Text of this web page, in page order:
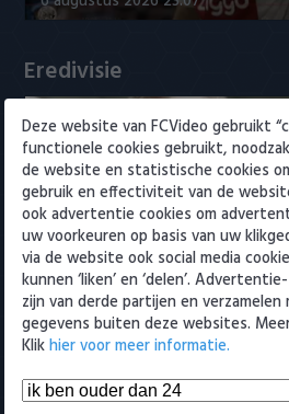
Eredivisie
Voorbeschouwing Cambuur-
Excelsior met Plat en El
6 augustus 2026 18:49
Samenvattingen
Deze website van FCVideo gebruikt
functionele cookies gebruikt,
de website en statistische cookies
gebruik en effectiviteit van de
ook advertentie cookies om
uw voorkeuren op basis van uw
via de website ook social media
kunnen ‘liken’ en ‘delen’.
zijn van derde partijen en verzamelen
gegevens buiten deze websites.
Klikhier voor meer informatie.